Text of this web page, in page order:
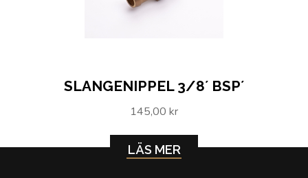
SLANGENIPPEL 3/8´ BSP´
145,00 kr
LÄS MER